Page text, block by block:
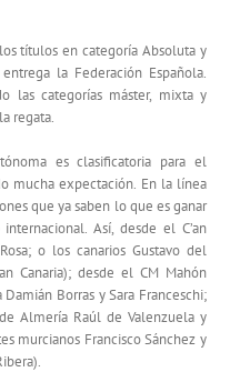
títulos en categoría Absoluta y
la Federación Española.
las categorías máster, mixta y
regata.
es clasificatoria para el
mucha expectación. En la línea
que ya saben lo que es ganar
Así, desde el C’an
o los canarios Gustavo del
Canaria); desde el CM Mahón
Borras y Sara Franceschi;
Almería Raúl de Valenzuela y
murcianos Francisco Sánchez y